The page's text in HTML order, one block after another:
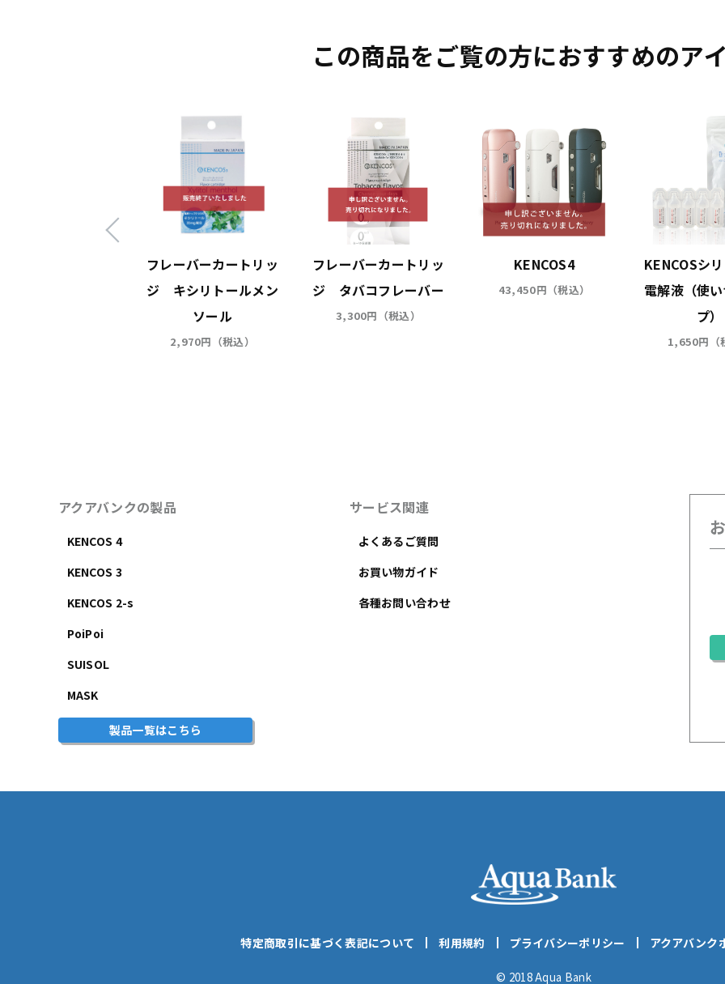
この商品をご覧の方におすすめのア
フレーバーカートリッ
ジ キシリトールメン
ソール
2,970円（税込）
フレーバーカートリッ
ジ タバコフレーバー
3,300円（税込）
KENCOS4
43,450円（税込）
KENCOSシ
電解液（使
プ）
1,650円（
アクアバンクの製品
KENCOS 4
KENCOS 3
KENCOS 2-s
PoiPoi
SUISOL
MASK
製品一覧はこちら
サービス関連
よくあるご質問
お買い物ガイド
各種お問い合わせ
特定商取引に基づく表記について 利用規約 プライバシーポリシー アクアバンク
© 2018 Aqua Bank